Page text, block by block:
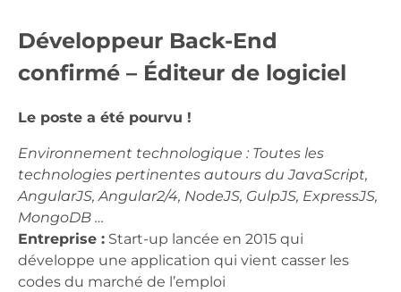
Développeur Back-End
confirmé – Éditeur de logiciel
Le poste a été pourvu !
Environnement technologique : Toutes les
technologies pertinentes autours du JavaScript,
AngularJS, Angular2/4, NodeJS, GulpJS, ExpressJS,
MongoDB …
Entreprise : Start-up lancée en 2015 qui
développe une application qui vient casser les
codes du marché de l’emploi